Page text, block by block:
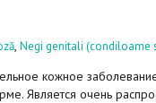
, Negi genitali (condiloame
кожное
Является очень